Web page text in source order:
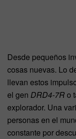
Desde pequeños
cosas nuevas. Lo
llevan estos
el gen DRD4-7Ro
explorador. Una
personas en el
constante por